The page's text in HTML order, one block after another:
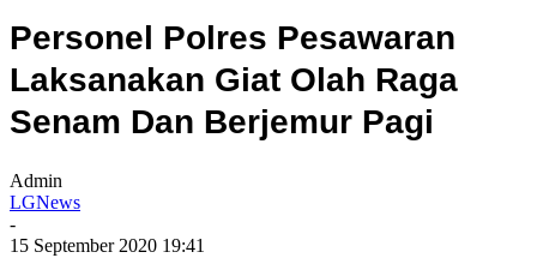
Personel Polres Pesawaran
Laksanakan Giat Olah Raga
Senam Dan Berjemur Pagi
Admin
LGNews
-
15 September 2020 19:41